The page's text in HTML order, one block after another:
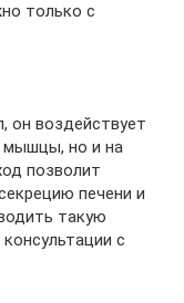
только с
он воздействует
мышцы, но и на
позволит
печени и
такую
с